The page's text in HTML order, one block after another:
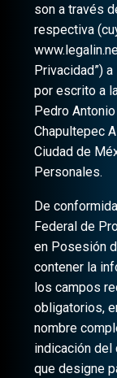
son a través
respectiva
Privacidad”)
por escrito a
Pedro
Chapultepec
Ciudad de
Personales.
De
Federal de
en Posesión
contener la
los campos
obligatorios,
nombre
indicación
que designe